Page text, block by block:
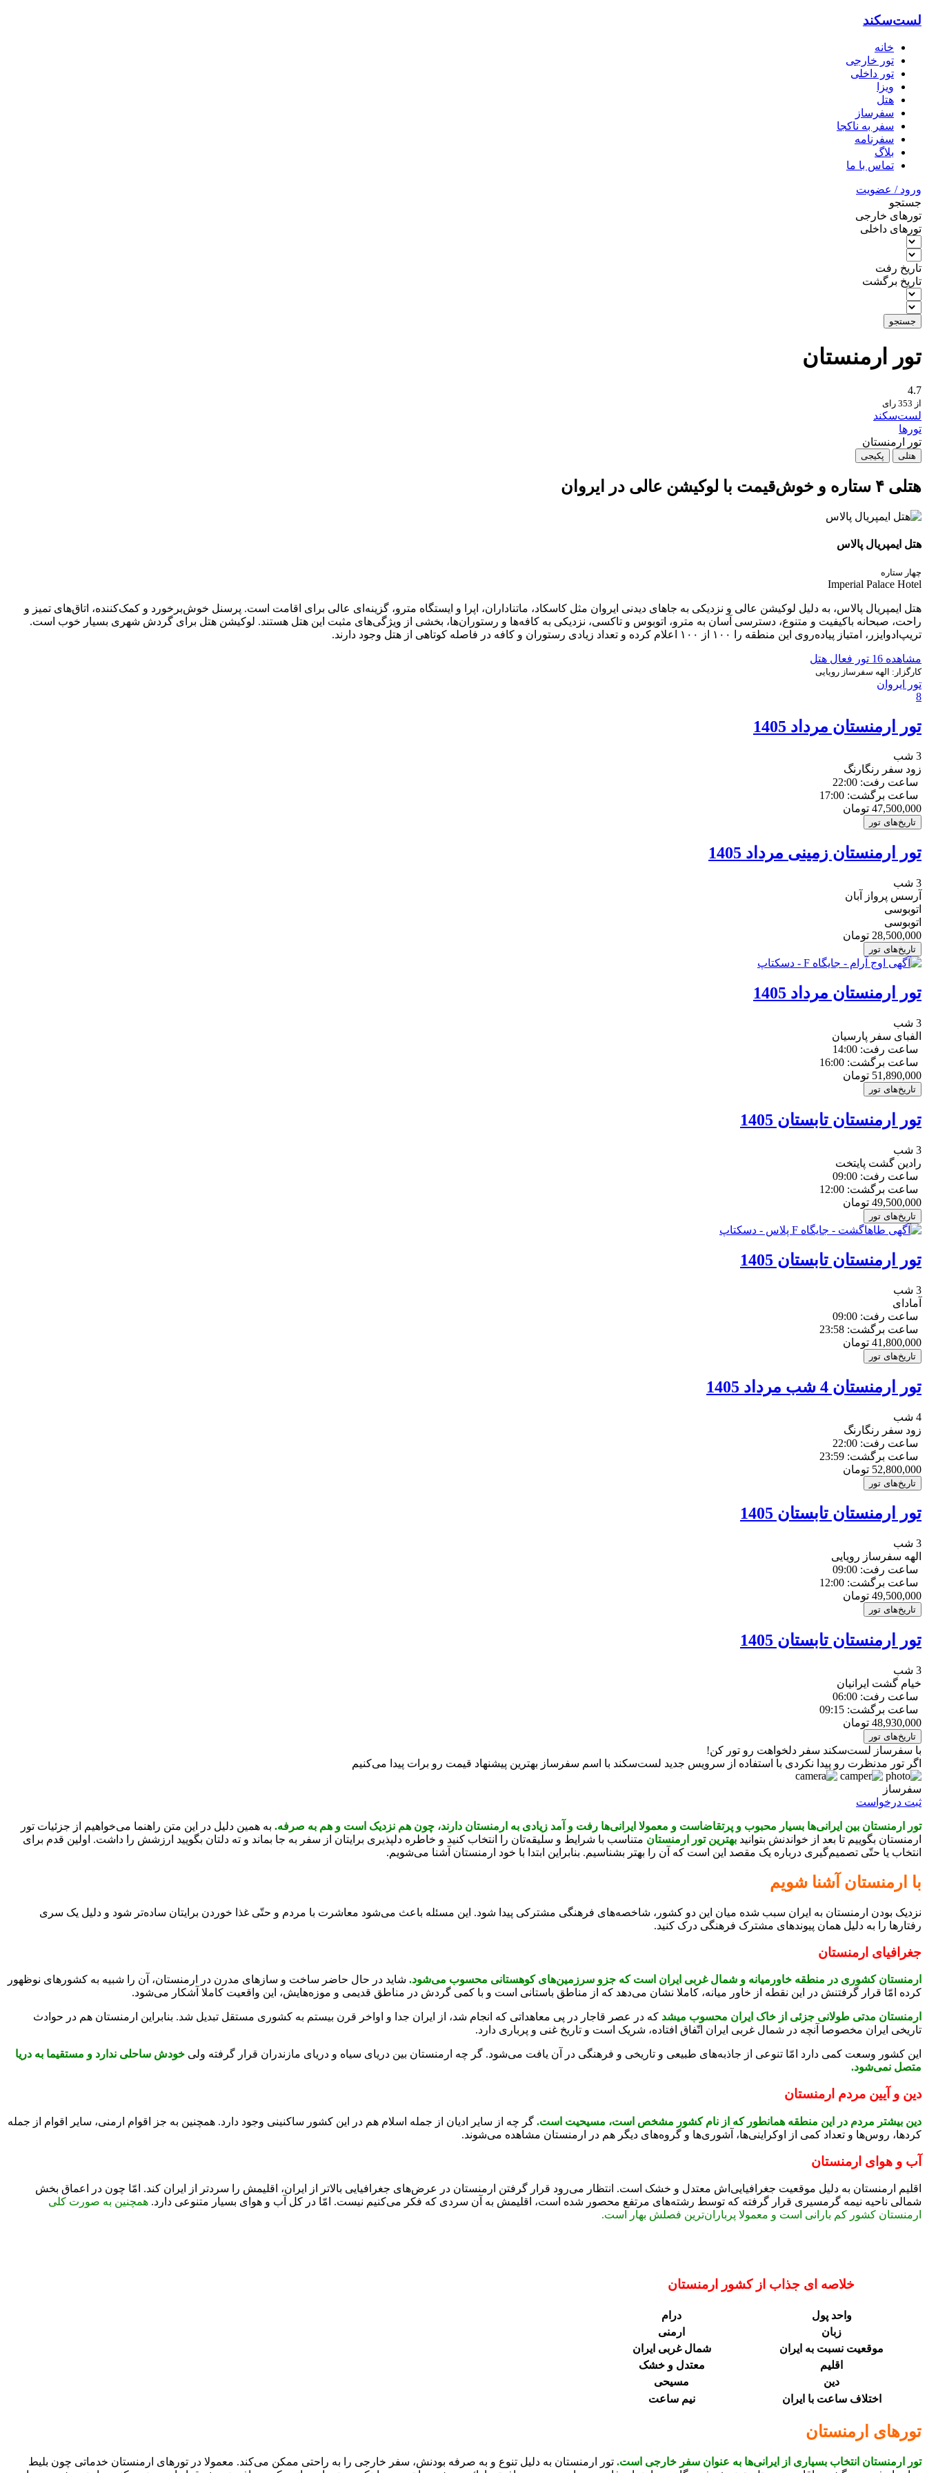
لست‌سکند
خانه
تور خارجی
تور داخلی
ویزا
هتل‌
سفرساز
سفر به ناکجا
سفرنامه
بلاگ
تماس با ما
ورود / عضویت
جستجو
تورهای خارجی
تورهای داخلی
تاریخ رفت
تاریخ برگشت
جستجو
تور ارمنستان
4.7
از 353 رای
لست‌سکند
تورها
تور ارمنستان
هتلی پکیجی
هتلی ۴ ستاره و خوش‌قیمت با لوکیشن عالی در ایروان
هتل ایمپریال پالاس
چهار ستاره
Imperial Palace Hotel
هتل ایمپریال پالاس، به دلیل لوکیشن عالی و نزدیکی به جاهای دیدنی ایروان مثل کاسکاد، ماتناداران، اپرا و ایستگاه مترو، گزینه‌ای عالی برای اقامت است. پرسنل خوش‌برخورد و کمک‌کننده، اتاق‌های تمیز و
راحت، صبحانه باکیفیت و متنوع، دسترسی آسان به مترو، اتوبوس و تاکسی، نزدیکی به کافه‌ها و رستوران‌ها، بخشی از ویژگی‌های مثبت این هتل هستند. لوکیشن هتل برای گردش شهری بسیار خوب است.
تریپ‌ادوایزر، امتیاز پیاده‌روی این منطقه را ۱۰۰ از ۱۰۰ اعلام کرده و تعداد زیادی رستوران و کافه در فاصله کوتاهی از هتل وجود دارند.
مشاهده 16 تور فعال هتل
کارگزار: الهه سفرساز رویایی
تور ایروان
8
تور ارمنستان مرداد 1405
3 شب
زود سفر رنگارنگ
ساعت رفت: 22:00
ساعت برگشت: 17:00
47,500,000 تومان
تاریخ‌های تور
تور ارمنستان زمینی مرداد 1405
3 شب
آرسس پرواز آبان
اتوبوسی
اتوبوسی
28,500,000 تومان
تاریخ‌های تور
تور ارمنستان مرداد 1405
3 شب
الفبای سفر پارسیان
ساعت رفت: 14:00
ساعت برگشت: 16:00
51,890,000 تومان
تاریخ‌های تور
تور ارمنستان تابستان 1405
3 شب
رادین گشت پایتخت
ساعت رفت: 09:00
ساعت برگشت: 12:00
49,500,000 تومان
تاریخ‌های تور
تور ارمنستان تابستان 1405
3 شب
آمادای
ساعت رفت: 09:00
ساعت برگشت: 23:58
41,800,000 تومان
تاریخ‌های تور
تور ارمنستان 4 شب مرداد 1405
4 شب
زود سفر رنگارنگ
ساعت رفت: 22:00
ساعت برگشت: 23:59
52,800,000 تومان
تاریخ‌های تور
تور ارمنستان تابستان 1405
3 شب
الهه سفرساز رویایی
ساعت رفت: 09:00
ساعت برگشت: 12:00
49,500,000 تومان
تاریخ‌های تور
تور ارمنستان تابستان 1405
3 شب
خیام گشت ایرانیان
ساعت رفت: 06:00
ساعت برگشت: 09:15
48,930,000 تومان
تاریخ‌های تور
با سفرساز لست‌سکند سفر دلخواهت رو تور کن!
اگر تور مدنظرت رو پیدا نکردی با استفاده از سرویس جدید لست‌سکند با اسم سفرساز بهترین پیشنهاد قیمت رو برات پیدا می‌کنیم
سفرساز
ثبت درخواست
تور ارمنستان بین ایرانی‌ها بسیار محبوب و پرتقاضاست و معمولا ایرانی‌ها رفت و آمد زیادی به ارمنستان دارند، چون هم نزدیک است و هم به صرفه. به همین دلیل در این متن راهنما می‌خواهیم از جزئیات تور
ارمنستان بگوییم تا بعد از خواندنش بتوانید بهترین تور ارمنستان متناسب با شرایط و سلیقه‌تان را انتخاب کنید و خاطره دلپذیری برایتان از سفر به جا بماند و ته دلتان بگویید ارزشش را داشت. اولین قدم برای
انتخاب یا حتّی تصمیم‌گیری درباره یک مقصد این است که آن را بهتر بشناسیم. بنابراین ابتدا با خود ارمنستان آشنا می‌شویم.
با ارمنستان آشنا شویم
نزدیک بودن ارمنستان به ایران سبب شده میان این دو کشور، شاخصه‌های فرهنگی مشترکی پیدا شود. این مسئله باعث می‌شود معاشرت با مردم و حتّی غذا خوردن برایتان ساده‌تر شود و دلیل یک سری
رفتارها را به دلیل همان پیوندهای مشترک فرهنگی درک کنید.
جغرافیای ارمنستان‌
ارمنستان کشوری در منطقه خاورمیانه و شمال غربی ایران است که جزو سرزمین‌های کوهستانی محسوب می‌شود. شاید در حال حاضر ساخت و سازهای مدرن در ارمنستان، آن را شبیه به کشورهای نوظهور
کرده امّا قرار گرفتنش در این نقطه از خاور میانه، کاملا نشان می‌دهد که از مناطق باستانی است و با کمی گردش در مناطق قدیمی و موزه‌هایش، این واقعیت کاملا آشکار می‌شود.
ارمنستان مدتی طولانی جزئی از خاک ایران محسوب میشد که در عصر قاجار در پی معاهداتی که انجام شد، از ایران جدا و اواخر قرن بیستم به کشوری مستقل تبدیل شد. بنابراین ارمنستان هم در حوادث
تاریخی ایران مخصوصا آنچه در شمال غربی ایران اتّفاق افتاده، شریک است و تاریخ غنی و پرباری دارد.
این کشور وسعت کمی دارد امّا تنوعی از جاذبه‌های طبیعی و تاریخی و فرهنگی در آن یافت می‌شود. گر چه ارمنستان بین دریای سیاه و دریای مازندران قرار گرفته ولی خودش ساحلی ندارد و مستقیما به دریا
متصل نمی‌شود.
دین و آیین مردم ارمنستان
دین بیشتر مردم در این منطقه همانطور که از نام کشور مشخص است، مسیحیت ا‌ست. گر چه از سایر ادیان از جمله اسلام هم در این کشور ساکنینی وجود دارد. همچنین به جز اقوام ارمنی، سایر اقوام از جمله
کردها، روس‌ها و تعداد کمی از اوکراینی‌ها، آشوری‌ها و گروه‌های دیگر هم در ارمنستان مشاهده می‌شوند.
آب و هوای ارمنستان
اقلیم ارمنستان به دلیل موقعیت جغرافیایی‌اش معتدل و خشک است. انتظار می‌رود قرار گرفتن ارمنستان در عرض‌های جغرافیایی بالاتر از ایران، اقلیمش را سردتر از ایران کند. امّا چون در اعماق بخش
شمالی ناحیه نیمه گرمسیری قرار گرفته که توسط رشته‌های مرتفع محصور شده است، اقلیمش به آن سردی که فکر می‌کنیم نیست. امّا در کل آب و هوای بسیار متنوعی دارد. همچنین به صورت کلی
ارمنستان کشور کم بارانی است و معمولا پرباران‌ترین فصلش بهار است.
خلاصه ای جذاب از کشور ارمنستان
واحد پول
درام
زبان
ارمنی
موقعیت نسبت به ایران
شمال غربی ایران
اقلیم
معتدل و خشک
دین
مسیحی
اختلاف ساعت با ایران
نیم ساعت
تورهای ارمنستان
تور ارمنستان انتخاب بسیاری از ایرانی‌ها به عنوان سفر خارجی است. تور ارمنستان به دلیل تنوع و به صرفه بودنش، سفر خارجی را به راحتی ممکن می‌کند. معمولا در تورهای ارمنستان خدماتی چون بلیط